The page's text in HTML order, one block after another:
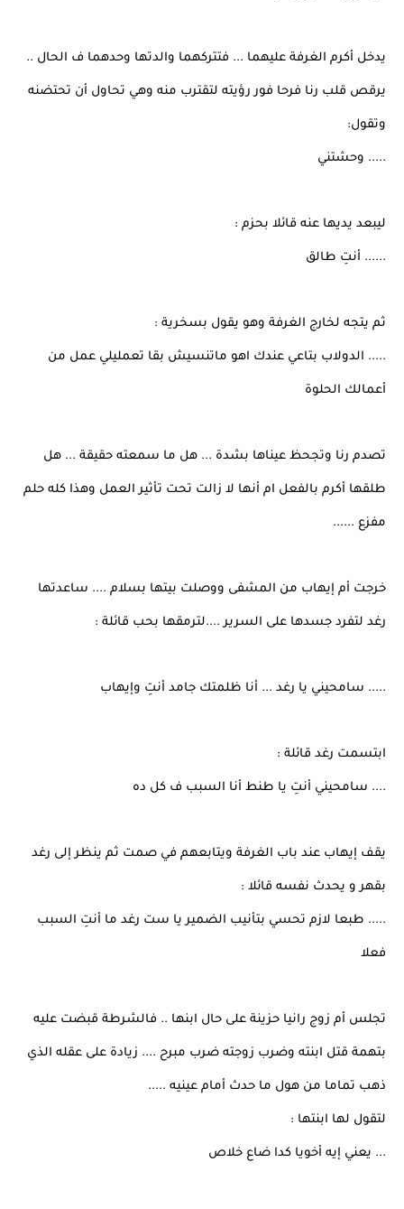
يدخل أكرم الغرفة عليهما ... فتتركهما والدتها وحدهما ف الحال ..
يرقص قلب رنا فرحا فور رؤيته لتقترب منه وهي تحاول أن تحتضنه
وتقول:
..... وحشتني
ليبعد يديها عنه قائلا بحزم :
...... أنتِ طالق
ثم يتجه لخارج الغرفة وهو يقول بسخرية :
..... الدولاب بتاعي عندك اهو ماتنسيش بقا تعمليلي عمل من
أعمالك الحلوة
تصدم رنا وتجحظ عيناها بشدة ... هل ما سمعته حقيقة ... هل
طلقها أكرم بالفعل ام أنها لا زالت تحت تأثير العمل وهذا كله حلم
مفزع ......
خرجت أم إيهاب من المشفى ووصلت بيتها بسلام .... ساعدتها
رغد لتفرد جسدها على السرير ....لترمقها بحب قائلة :
..... سامحيني يا رغد ... أنا ظلمتك جامد أنتِ وإيهاب
ابتسمت رغد قائلة :
.... سامحيني أنتِ يا طنط أنا السبب ف كل ده
يقف إيهاب عند باب الغرفة ويتابعهم في صمت ثم ينظر إلى رغد
بقهر و يحدث نفسه قائلا :
..... طبعا لازم تحسي بتأنيب الضمير يا ست رغد ما أنتِ السبب
فعلا
تجلس أم زوج رانيا حزينة على حال ابنها .. فالشرطة قبضت عليه
بتهمة قتل ابنته وضرب زوجته ضرب مبرح .... زيادة على عقله الذي
ذهب تماما من هول ما حدث أمام عينيه .....
لتقول لها ابنتها :
... يعني إيه أخويا كدا ضاع خلاص